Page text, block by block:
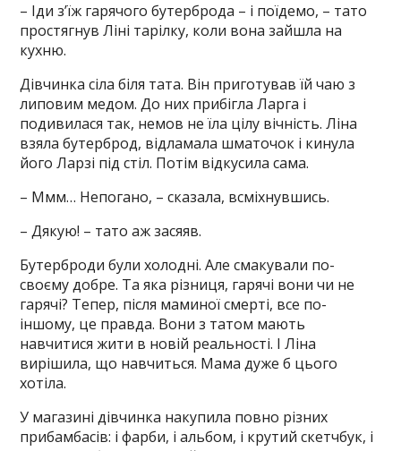
– Іди з’їж гарячого бутерброда – і поїдемо, – тато
простягнув Ліні тарілку, коли вона зайшла на
кухню.
Дівчинка сіла біля тата. Він приготував їй чаю з
липовим медом. До них прибігла Ларга і
подивилася так, немов не їла цілу вічність. Ліна
взяла бутерброд, відламала шматочок і кинула
його Ларзі під стіл. Потім відкусила сама.
– Ммм… Непогано, – сказала, всміхнувшись.
– Дякую! – тато аж засяяв.
Бутерброди були холодні. Але смакували по-
своєму добре. Та яка різниця, гарячі вони чи не
гарячі? Тепер, після маминої смерті, все по-
іншому, це правда. Вони з татом мають
навчитися жити в новій реальності. І Ліна
вирішила, що навчиться. Мама дуже б цього
хотіла.
У магазині дівчинка накупила повно різних
прибамбасів: і фарби, і альбом, і крутий скетчбук, і